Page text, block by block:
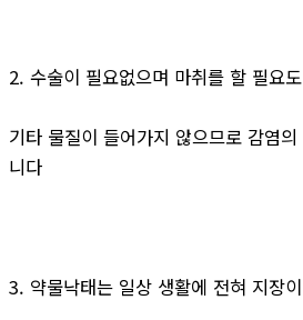
2. 수술이 필요없으며 마취를 할 필요
기타 물질이 들어가지 않으므로 감염
니다
3. 약물낙태는 일상 생활에 전혀 지장